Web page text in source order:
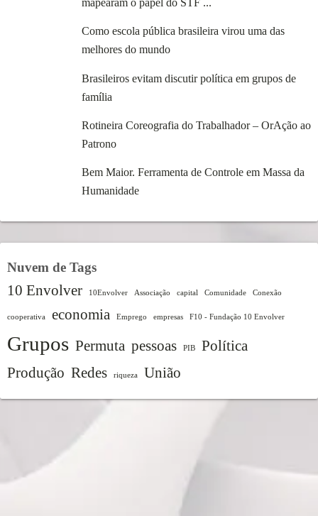
mapearam o papel do STF ...
Como escola pública brasileira virou uma das
melhores do mundo
Brasileiros evitam discutir política em grupos de
família
Rotineira Coreografia do Trabalhador – OrAção ao
Patrono
Bem Maior. Ferramenta de Controle em Massa da
Humanidade
Nuvem de Tags
10 Envolver 10Envolver Associação capital Comunidade Conexão
cooperativa economia Emprego empresas F10 - Fundação 10 Envolver
Grupos Permuta pessoas PIB
Política
Produção Redes riqueza União